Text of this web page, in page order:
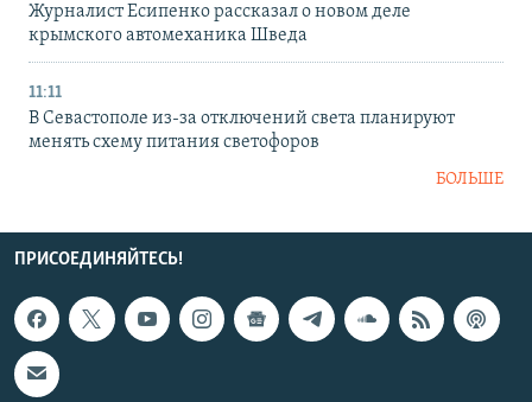
Журналист Есипенко рассказал о новом деле
крымского автомеханика Шведа
11:11
В Севастополе из-за отключений света планируют
менять схему питания светофоров
БОЛЬШЕ
ПРИСОЕДИНЯЙТЕСЬ!